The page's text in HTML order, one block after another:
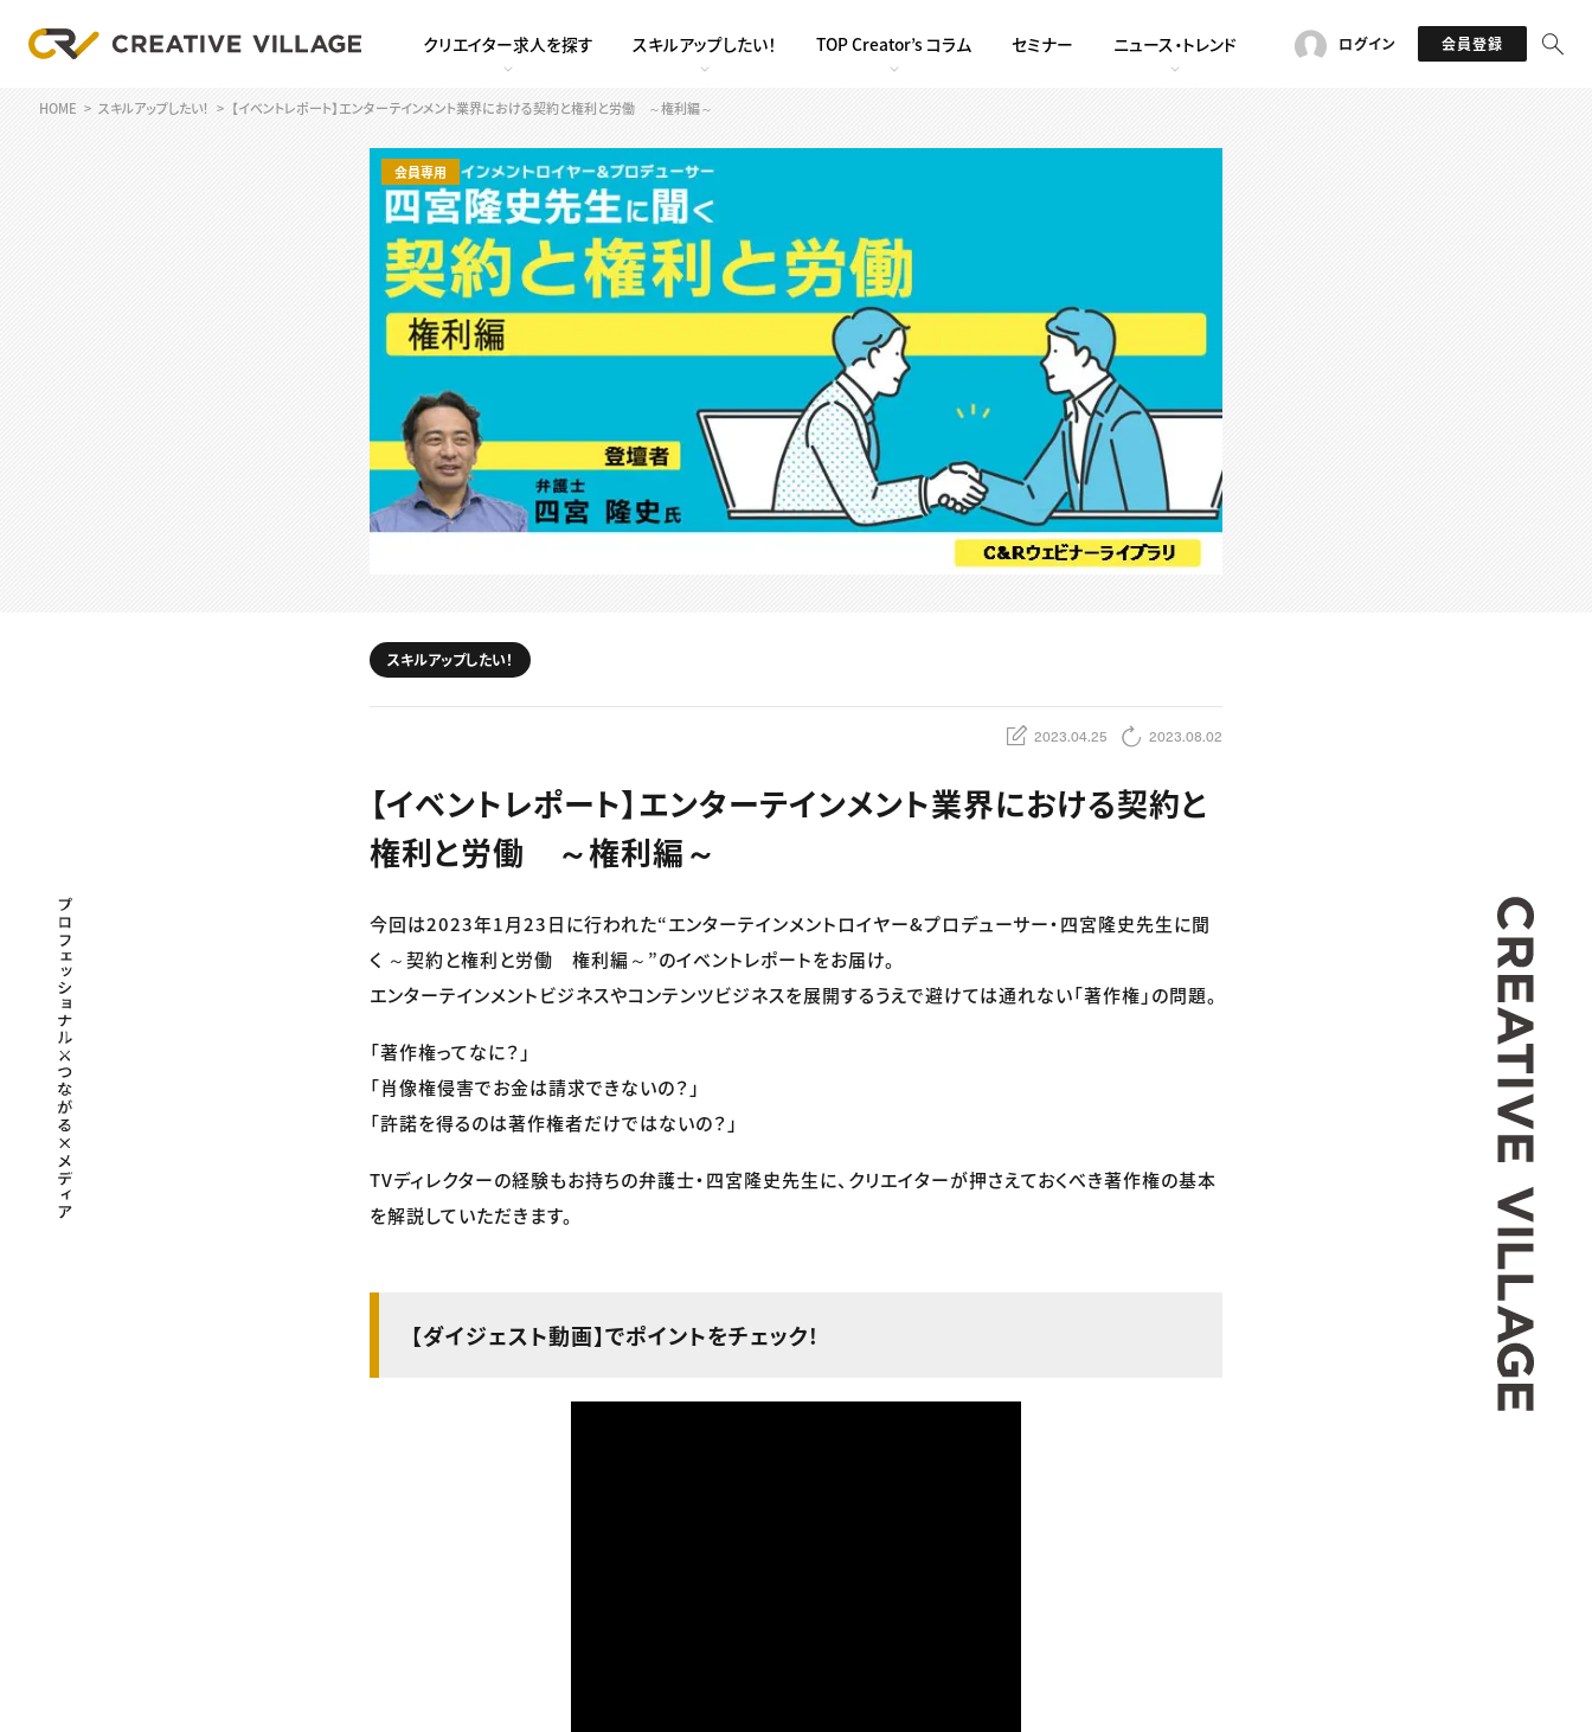
クリエイター求人を探す スキルアップしたい！ TOP Creator’s コラム セミナー ニュース・トレンド ログイン 会員登録
HOME スキルアップしたい！ 【イベントレポート】エンターテインメント業界における契約と権利と労働 ～権利編～
会員専用
スキルアップしたい！
2023.04.25 2023.08.02
【イベントレポート】エンターテインメント業界における契約と
権利と労働 ～権利編～
今回は2023年1月23日に行われた“エンターテインメントロイヤー&プロデューサー・四宮隆史先生に聞
く ～契約と権利と労働 権利編～”のイベントレポートをお届け。
エンターテインメントビジネスやコンテンツビジネスを展開するうえで避けては通れない「著作権」の問題。
「著作権ってなに？」
「肖像権侵害でお金は請求できないの？」
「許諾を得るのは著作権者だけではないの？」
TVディレクターの経験もお持ちの弁護士・四宮隆史先生に、クリエイターが押さえておくべき著作権の基本
を解説していただきます。
【ダイジェスト動画】でポイントをチェック!